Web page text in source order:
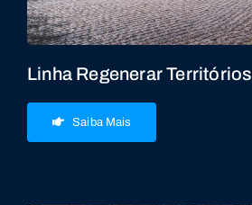
Linha Regenerar Territórios
Saiba Mais